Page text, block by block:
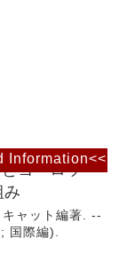
ヨーロッ
み
ャット編著. --
国際編).
Information<<